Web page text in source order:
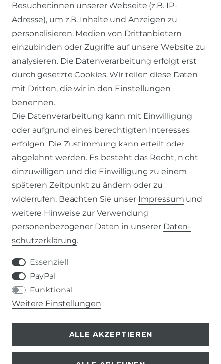
RECHTLICHES
AGB
WIDERRUFSRECHT
DATENSCHUTZERKLÄRUNG
IMPRESSUM
SERVICE
ZAHLUNG & VERSAND
KONTAKT
VERTRAG WIDERRUFEN
KONTAKT
+49 (0) 9453 / 302130
info@despre.de
Besucher:innen unserer Webseite (z.B. IP-
Adresse), um z.B. Inhalte und Anzeigen zu
personalisieren, Medien von Drittanbietern
einzubinden oder Zugriffe auf unsere Website zu
analysieren. Die Datenverarbeitung erfolgt erst
durch gesetzte Cookies. Wir teilen diese Daten
mit Dritten, die wir in den Einstellungen
benennen.
Die Datenverarbeitung kann mit Einwilligung
oder aufgrund eines berechtigten Interesses
erfolgen. Die Zustimmung kann erteilt oder
abgelehnt werden. Es besteht das Recht, nicht
einzuwilligen und die Einwilligung zu einem
späteren Zeitpunkt zu ändern oder zu
widerrufen. Beachten Sie unser Impressum und
weitere Hinweise zur Verwendung
personenbezogener Daten in unserer Daten­
schutz­erklärung.
Essenziell
PayPal
Funktional
Weitere Einstellungen
ALLE AKZEPTIEREN